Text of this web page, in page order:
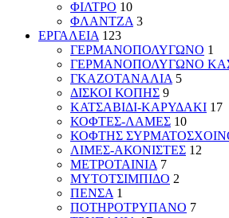
ΦΙΛΤΡΟ 10
ΦΛΑΝΤΖΑ 3
ΕΡΓΑΛΕΙΑ 123
ΓΕΡΜΑΝΟΠΟΛΥΓΩΝΟ 1
ΓΕΡΜΑΝΟΠΟΛΥΓΩΝΟ
ΓΚΑΖΟΤΑΝΑΛΙΑ 5
ΔΙΣΚΟΙ ΚΟΠΗΣ 9
ΚΑΤΣΑΒΙΔΙ-ΚΑΡΥΔΑΚΙ 17
ΚΟΦΤΕΣ-ΛΑΜΕΣ 10
ΚΟΦΤΗΣ
ΛΙΜΕΣ-ΑΚΟΝΙΣΤΕΣ 12
ΜΕΤΡΟΤΑΙΝΙΑ 7
ΜΥΤΟΤΣΙΜΠΙΔΟ 2
ΠΕΝΣΑ 1
ΠΟΤΗΡΟΤΡΥΠΑΝΟ 7